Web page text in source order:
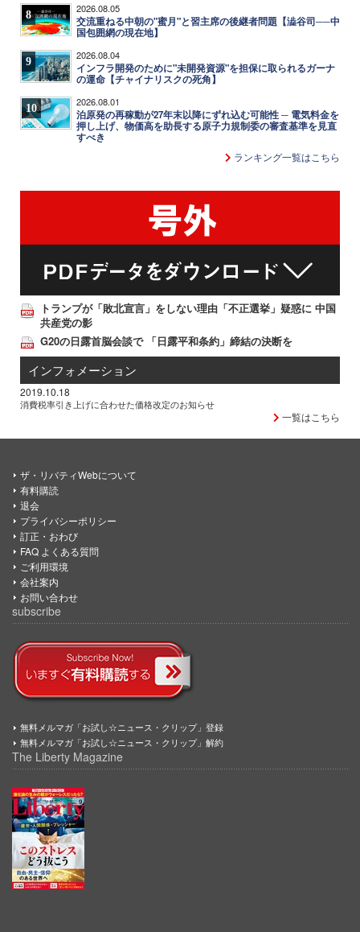
8 2026.08.05
交流重ねる中朝の"蜜月"と習主席の後継者問題【澁谷司──中
国包囲網の現在地】
9 2026.08.04
インフラ開発のために"未開発資源"を担保に取られるガーナ
の運命【チャイナリスクの死角】
10 2026.08.01
泊原発の再稼動が27年末以降にずれ込む可能性 ─ 電気料金を
押し上げ、物価高を助長する原子力規制委の審査基準を見直
すべき
ランキング一覧はこちら
トランプが「敗北宣言」をしない理由「不正選挙」疑惑に 中国
共産党の影
G20の日露首脳会談で 「日露平和条約」締結の決断を
インフォメーション
2019.10.18
消費税率引き上げに合わせた価格改定のお知らせ
一覧はこちら
ザ・リバティWebについて
有料購読
退会
プライバシーポリシー
訂正・おわび
FAQ よくある質問
ご利用環境
会社案内
お問い合わせ
subscribe
無料メルマガ「お試し☆ニュース・クリップ」登録
無料メルマガ「お試し☆ニュース・クリップ」解約
The Liberty Magazine